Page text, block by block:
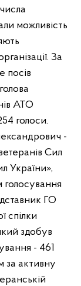
можливість
За
посів
АТО
голоси.
-
Сил
України»,
ГО
спілки
здобув
- 461
за активну